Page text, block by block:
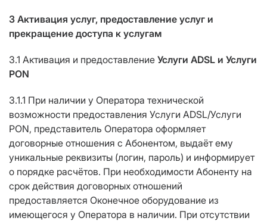
3 Активация услуг, предоставление услуг и
прекращение доступа к услугам
3.1 Активация и предоставление Услуги ADSL и Услуги
PON
3.1.1 При наличии у Оператора технической
возможности предоставления Услуги ADSL/Услуги
PON, представитель Оператора оформляет
договорные отношения с Абонентом, выдаёт ему
уникальные реквизиты (логин, пароль) и информирует
о порядке расчётов. При необходимости Абоненту на
срок действия договорных отношений
предоставляется Оконечное оборудование из
имеющегося у Оператора в наличии. При отсутствии